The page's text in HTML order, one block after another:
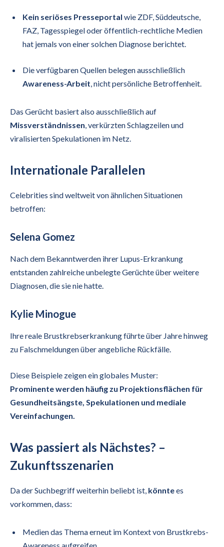
Kein seriöses Presseportal wie ZDF, Süddeutsche,
FAZ, Tagesspiegel oder öffentlich-rechtliche Medien
hat jemals von einer solchen Diagnose berichtet.
Die verfügbaren Quellen belegen ausschließlich
Awareness-Arbeit, nicht persönliche Betroffenheit.
Das Gerücht basiert also ausschließlich auf
Missverständnissen , verkürzten Schlagzeilen und
viralisierten Spekulationen im Netz.
Internationale Parallelen
Celebrities sind weltweit von ähnlichen Situationen
betroffen:
Selena Gomez
Nach dem Bekanntwerden ihrer Lupus-Erkrankung
entstanden zahlreiche unbelegte Gerüchte über weitere
Diagnosen, die sie nie hatte.
Kylie Minogue
Ihre reale Brustkrebserkrankung führte über Jahre hinweg
zu Falschmeldungen über angebliche Rückfälle.
Diese Beispiele zeigen ein globales Muster:
Prominente werden häufig zu Projektionsflächen für
Gesundheitsängste, Spekulationen und mediale
Vereinfachungen.
Was passiert als Nächstes? –
Zukunftsszenarien
Da der Suchbegriff weiterhin beliebt ist, könntees
vorkommen, dass:
Medien das Thema erneut im Kontext von Brustkrebs-